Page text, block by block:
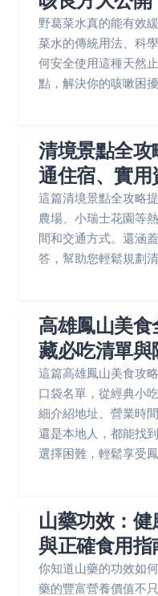
野葛菜水真的能有效
菜水的傳統用法、科
何安全使用這種天然
點，解決你的咳嗽困擾
清境景點全
通住宿、實用
這篇清境景點全攻略
農場、小瑞士花園等
間和交通方式。還涵
答，幫助您輕鬆規劃
高雄鳳山美
藏必吃清單與
這篇高雄鳳山美食攻
口袋名單，從經典小
細介紹地址、營業時
還是本地人，都能找
選擇困難，輕鬆享受
山藥功效：
與正確食用指
你知道山藥的功效如
藥的豐富營養價值不